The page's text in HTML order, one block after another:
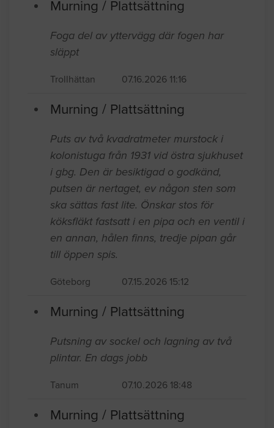
Murning / Plattsättning
Foga del av yttervägg där fogen har
släppt
Trollhättan 07.16.2026 11:16
Murning / Plattsättning
Puts av två kvadratmeter murstock i
kolonistuga från 1931 vid östra sjukhuset
i gbg. Den är besiktigad o godkänd,
putsen är nertaget, ev någon sten som
ska sättas fast lite. Önskar stos för
köksfläkt fastsatt i en pipa och en ventil i
en annan, hålen finns, tredje pipan går
till öppen spis.
Göteborg 07.15.2026 15:12
Murning / Plattsättning
Putsning av sockel och lagning av två
plintar. En dags jobb
Tanum 07.10.2026 18:48
Murning / Plattsättning